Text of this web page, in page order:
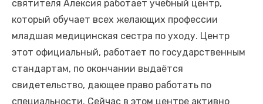
святителя Алексия работает учебный центр,
который обучает всех желающих профессии
младшая медицинская сестра по уходу. Центр
этот официальный, работает по государственным
стандартам, по окончании выдаётся
свидетельство, дающее право работать по
специальности. Сейчас в этом центре активно